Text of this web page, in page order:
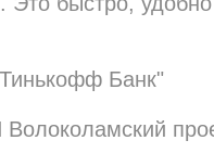
Банк"